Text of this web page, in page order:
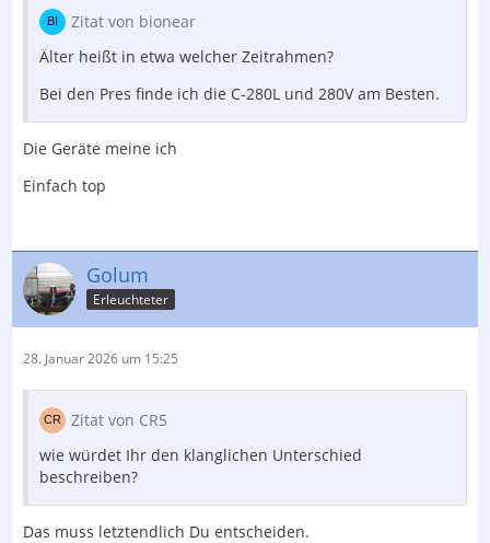
Vielleicht habt Ihr auch einen anderen Rat für mich,
wobei Class A raus ist, ein wenig möchte ich den
Stromverbrauch schon im Auge haben. Der NAD läuft
bei uns im Haus viele Stunden täglich, da wir nicht nur
Zitat von bionear
Älter heißt in etwa welcher Zeitrahmen?
Bei den Pres finde ich die C-280L und 280V am Besten.
Die Geräte meine ich
Einfach top
Golum
Erleuchteter
28. Januar 2026 um 15:25
Zitat von CR5
wie würdet Ihr den klanglichen Unterschied
beschreiben?
Das muss letztendlich Du entscheiden.